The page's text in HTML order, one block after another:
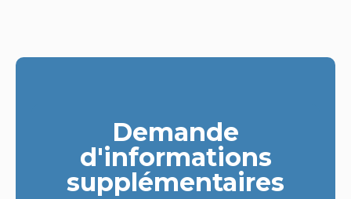
Demande
d'informations
supplémentaires